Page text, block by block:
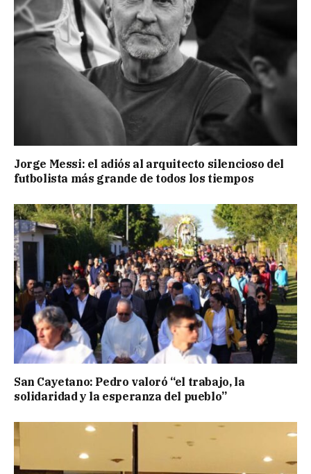
Jorge Messi: el adiós al arquitecto silencioso del
futbolista más grande de todos los tiempos
San Cayetano: Pedro valoró “el trabajo, la
solidaridad y la esperanza del pueblo”